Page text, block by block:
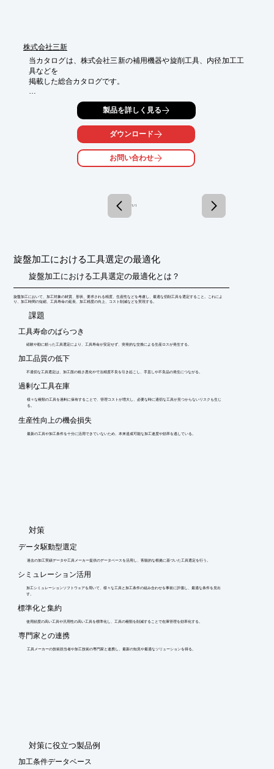
株式会社三新
当カタログは、株式会社三新の補用機器や旋削工具、内径加工工
具などを
掲載した総合カタログです。
豊富なバリエーションがある「コレットチャック」や芯取り・穴
90°面取りが一発加工できる「片口センタードリル　SCD」など
工具製品を多数ご用意しております。
製品を詳しく見る
ダウンロード
お問い合わせ
1 / 1
旋盤加工における工具選定の最適化
旋盤加工における工具選定の最適化とは？
旋盤加工において、加工対象の材質、形状、要求される精度、生産性などを考慮し、最適な切削工具を選定すること。これによ
り、加工時間の短縮、工具寿命の延長、加工精度の向上、コスト削減などを実現する。
​課題
工具寿命のばらつき
経験や勘に頼った工具選定により、工具寿命が安定せず、突発的な交換による生産ロスが発生する。
加工品質の低下
不適切な工具選定は、加工面の粗さ悪化や寸法精度不良を引き起こし、手直しや不良品の発生につながる。
過剰な工具在庫
様々な種類の工具を過剰に保有することで、管理コストが増大し、必要な時に適切な工具が見つからないリスクも生じ
る。
生産性向上の機会損失
最新の工具や加工条件を十分に活用できていないため、本来達成可能な加工速度や効率を逃している。
​対策
データ駆動型選定
過去の加工実績データや工具メーカー提供のデータベースを活用し、客観的な根拠に基づいた工具選定を行う。
シミュレーション活用
加工シミュレーションソフトウェアを用いて、様々な工具と加工条件の組み合わせを事前に評価し、最適な条件を見出
す。
標準化と集約
使用頻度の高い工具や汎用性の高い工具を標準化し、工具の種類を削減することで在庫管理を効率化する。
専門家との連携
工具メーカーの技術担当者や加工技術の専門家と連携し、最新の知見や最適なソリューションを得る。
​対策に役立つ製品例
加工条件データベース